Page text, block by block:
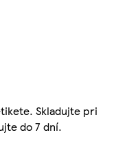
Skladujte pri
do 7 dní.